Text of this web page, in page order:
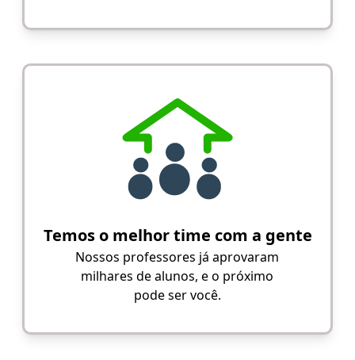
Temos o melhor time com a gente
Nossos professores já aprovaram
milhares de alunos, e o próximo
pode ser você.